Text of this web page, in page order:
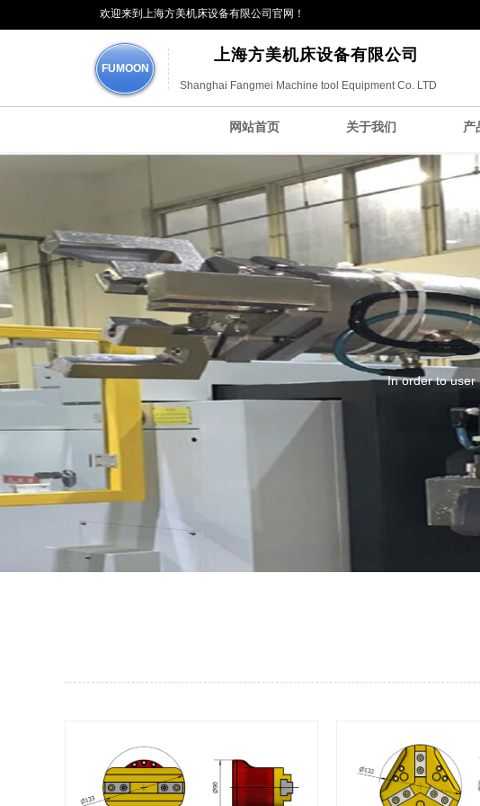
欢迎来到上海方美机床设备有限公司官网！
FUMOON
上海方美机床设备有限公司
Shanghai Fangmei Machine tool Equipment Co. LTD
网站首页 关于我们 产
In order to user